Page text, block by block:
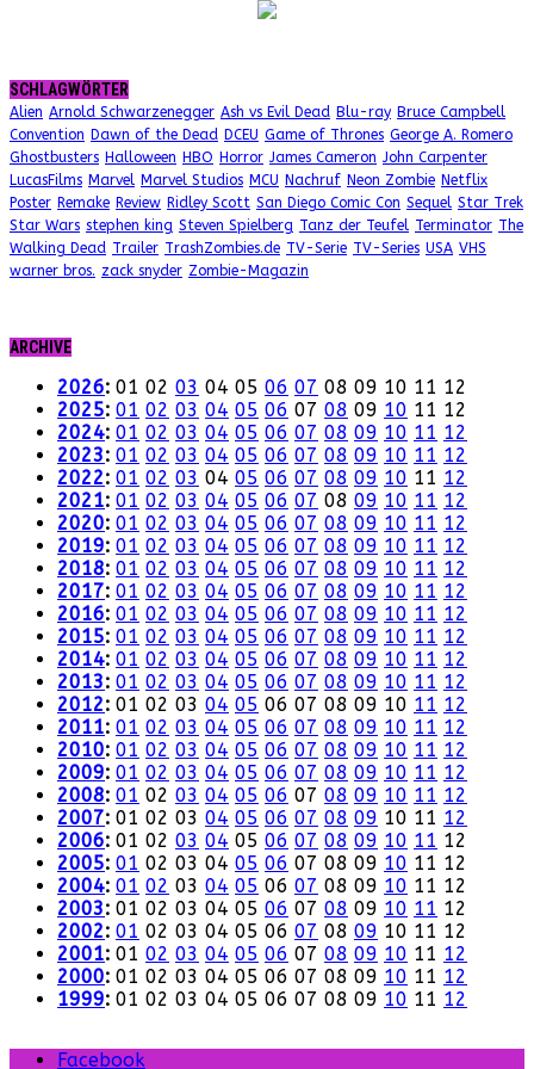
SCHLAGWÖRTER
Alien Arnold Schwarzenegger Ash vs Evil Dead Blu-ray Bruce Campbell
Convention Dawn of the Dead DCEU Game of Thrones George A. Romero
Ghostbusters Halloween HBO Horror James Cameron John Carpenter
LucasFilms Marvel Marvel Studios MCU Nachruf Neon Zombie Netflix
Poster Remake Review Ridley Scott San Diego Comic Con Sequel Star Trek
Star Wars stephen king Steven Spielberg Tanz der Teufel Terminator The
Walking Dead Trailer TrashZombies.de TV-Serie TV-Series USA VHS
warner bros. zack snyder Zombie-Magazin
ARCHIVE
2026: 01 02 03 04 05 06 07 08 09 10 11 12
2025: 01 02 03 04 05 06 07 08 09 10 11 12
2024: 01 02 03 04 05 06 07 08 09 10 11 12
2023: 01 02 03 04 05 06 07 08 09 10 11 12
2022: 01 02 03 04 05 06 07 08 09 10 11 12
2021: 01 02 03 04 05 06 07 08 09 10 11 12
2020: 01 02 03 04 05 06 07 08 09 10 11 12
2019: 01 02 03 04 05 06 07 08 09 10 11 12
2018: 01 02 03 04 05 06 07 08 09 10 11 12
2017: 01 02 03 04 05 06 07 08 09 10 11 12
2016: 01 02 03 04 05 06 07 08 09 10 11 12
2015: 01 02 03 04 05 06 07 08 09 10 11 12
2014: 01 02 03 04 05 06 07 08 09 10 11 12
2013: 01 02 03 04 05 06 07 08 09 10 11 12
2012: 01 02 03 04 05 06 07 08 09 10 11 12
2011: 01 02 03 04 05 06 07 08 09 10 11 12
2010: 01 02 03 04 05 06 07 08 09 10 11 12
2009: 01 02 03 04 05 06 07 08 09 10 11 12
2008: 01 02 03 04 05 06 07 08 09 10 11 12
2007: 01 02 03 04 05 06 07 08 09 10 11 12
2006: 01 02 03 04 05 06 07 08 09 10 11 12
2005: 01 02 03 04 05 06 07 08 09 10 11 12
2004: 01 02 03 04 05 06 07 08 09 10 11 12
2003: 01 02 03 04 05 06 07 08 09 10 11 12
2002: 01 02 03 04 05 06 07 08 09 10 11 12
2001: 01 02 03 04 05 06 07 08 09 10 11 12
2000: 01 02 03 04 05 06 07 08 09 10 11 12
1999: 01 02 03 04 05 06 07 08 09 10 11 12
Facebook